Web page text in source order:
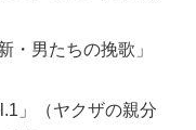
・男たちの挽歌」
」（ヤクザの親分